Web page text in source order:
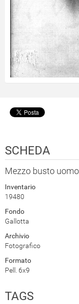
SCHEDA
Mezzo busto uomo
Inventario
19480
Fondo
Gallotta
Archivio
Fotografico
Formato
Pell. 6x9
TAGS